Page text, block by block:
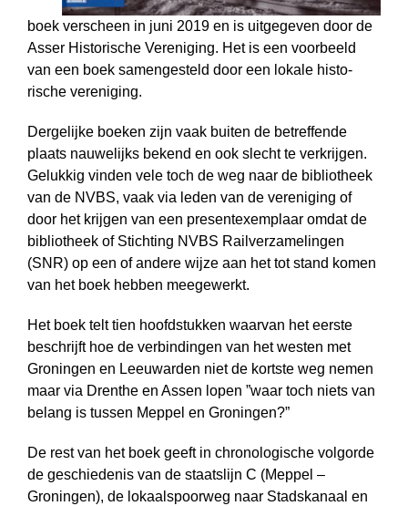
boek verscheen in juni 2019 en is uitgegeven door de
Asser Historische Vereniging. Het is een voorbeeld
van een boek samen­gesteld door een lokale histo­
rische vereniging.
Dergelijke boeken zijn vaak buiten de betreffende
plaats nauwelijks bekend en ook slecht te verkrijgen.
Gelukkig vinden vele toch de weg naar de bibliotheek
van de NVBS, vaak via leden van de vereniging of
door het krijgen van een presentexemplaar omdat de
bibliotheek of Stichting NVBS Railverzamelingen
(SNR) op een of andere wijze aan het tot stand komen
van het boek hebben meegewerkt.
Het boek telt tien hoofdstukken waarvan het eerste
beschrijft hoe de verbindingen van het westen met
Groningen en Leeuwarden niet de kortste weg nemen
maar via Drenthe en Assen lopen ”waar toch niets van
belang is tussen Meppel en Groningen?”
De rest van het boek geeft in chronologische volgorde
de geschiedenis van de staatslijn C (Meppel –
Groningen), de lokaalspoorweg naar Stadskanaal en